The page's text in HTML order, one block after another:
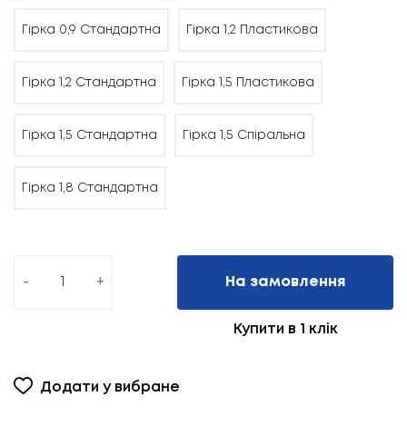
Гірка 0,9 Стандартна Гірка 1,2 Пластикова
Гірка 1,2 Стандартна Гірка 1,5 Пластикова
Гірка 1,5 Стандартна Гірка 1,5 Спіральна
Гірка 1,8 Стандартна
- + На замовлення
Купити в 1 клік
Додати у вибране